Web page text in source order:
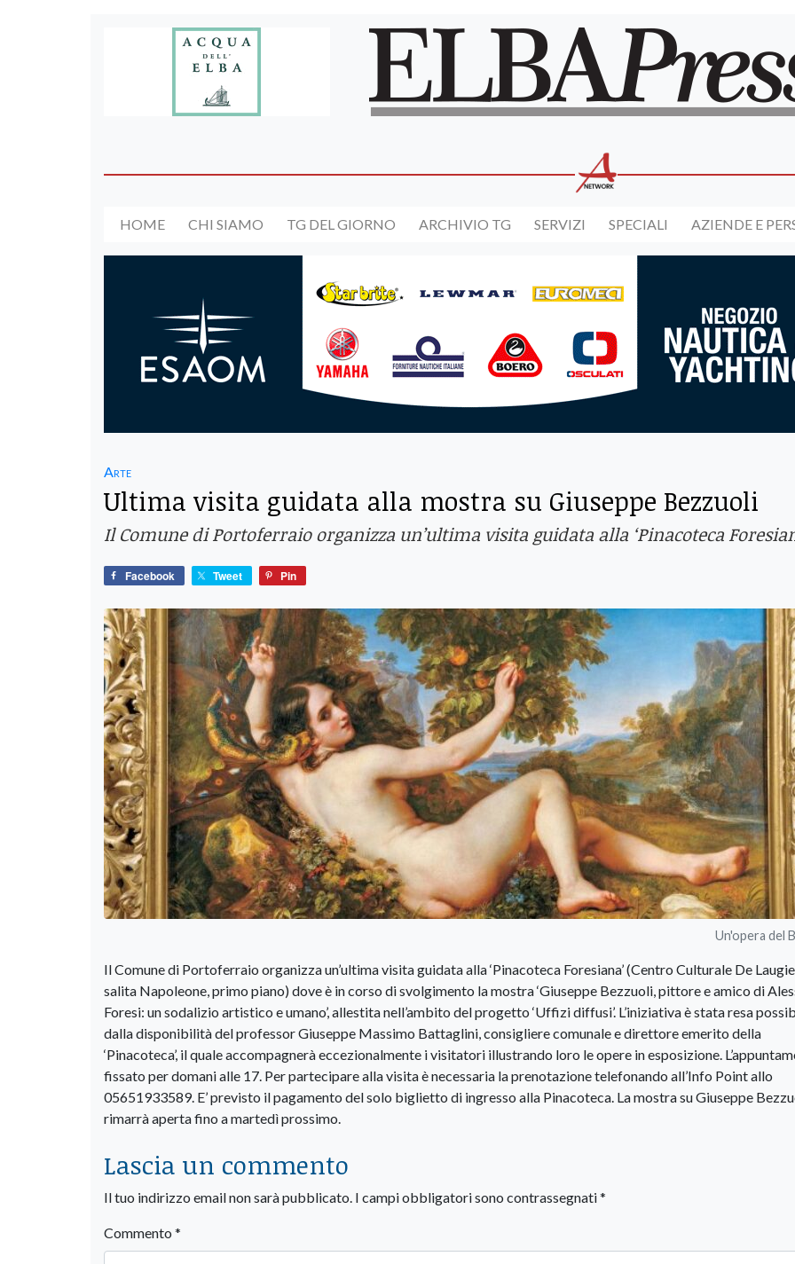
HOME CHI SIAMO TG DEL GIORNO ARCHIVIO TG SERVIZI SPECIALI AZIENDE E
Arte
Ultima visita guidata alla mostra su Giuseppe Bezzuoli
Il Comune di Portoferraio organizza un’ultima visita guidata alla ‘Pinacoteca
Facebook Tweet Pin
Un'opera del
Il Comune di Portoferraio organizza un’ultima visita guidata alla ‘Pinacoteca Foresiana’ (Centro Culturale De
salita Napoleone, primo piano) dove è in corso di svolgimento la mostra ‘Giuseppe Bezzuoli, pittore e amico di
Foresi: un sodalizio artistico e umano’, allestita nell’ambito del progetto ‘Uffizi diffusi’. L’iniziativa è stata resa
dalla disponibilità del professor Giuseppe Massimo Battaglini, consigliere comunale e direttore emerito della
‘Pinacoteca’, il quale accompagnerà eccezionalmente i visitatori illustrando loro le opere in esposizione.
fissato per domani alle 17. Per partecipare alla visita è necessaria la prenotazione telefonando all’Info Point allo
05651933589. E’ previsto il pagamento del solo biglietto di ingresso alla Pinacoteca. La mostra su Giuseppe
rimarrà aperta fino a martedì prossimo.
Lascia un commento
Il tuo indirizzo email non sarà pubblicato. I campi obbligatori sono contrassegnati*
Commento *